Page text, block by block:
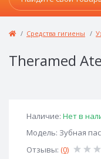
Средства гигиены
Theramed
Наличие: Нет в
Модель: Зубная
Отзывы: (0)